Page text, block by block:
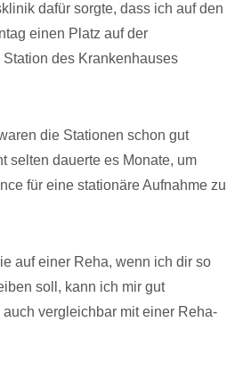
dafür sorgte, dass ich auf den
einen Platz auf der
des Krankenhauses
die Stationen schon gut
selten dauerte es Monate, um
für eine stationäre Aufnahme zu
auf einer Reha, wenn ich dir so
soll, kann ich mir gut
vergleichbar mit einer Reha-